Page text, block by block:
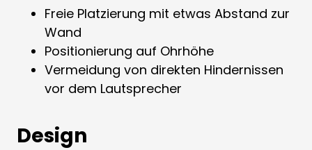
Freie Platzierung mit etwas Abstand zur
Wand
Positionierung auf Ohrhöhe
Vermeidung von direkten Hindernissen
vor dem Lautsprecher
Design